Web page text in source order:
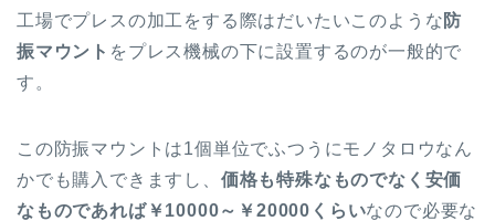
工場でプレスの加工をする際はだいたいこのような 防
振マウント をプレス機械の下に設置するのが一般的で
す。
この防振マウントは1個単位でふつうにモノタロウなん
かでも購入できますし、 価格も特殊なものでなく安価
なものであれば￥10000～￥20000くらいなので必要な